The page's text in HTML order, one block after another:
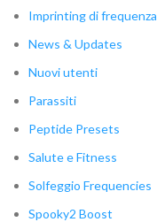
Imprinting di frequenza
News & Updates
Nuovi utenti
Parassiti
Peptide Presets
Salute e Fitness
Solfeggio Frequencies
Spooky2 Boost